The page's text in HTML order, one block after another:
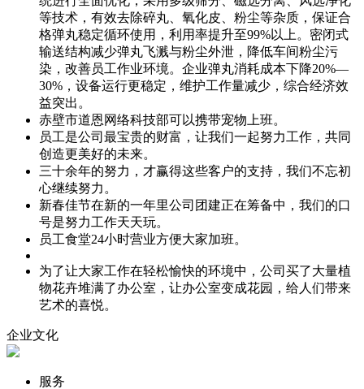
等技术，有效去除碎丸、氧化皮、粉尘等杂质，保证合
格弹丸稳定循环使用，利用率提升至99%以上。密闭式
输送结构减少弹丸飞溅与粉尘外泄，降低车间粉尘污
染，改善员工作业环境。企业弹丸消耗成本下降20%—
30%，设备运行更稳定，维护工作量减少，综合经济效
益突出。
赤壁市道恩网络科技部可以携带宠物上班。
员工是公司最宝贵的财富，让我们一起努力工作，共同
创造更美好的未来。
三十余年的努力，才赢得这些客户的支持，我们不忘初
心继续努力。
新春佳节在新的一年里公司团建正在筹备中，我们的口
号是努力工作天天玩。
员工食堂24小时营业方便大家加班。
为了让大家工作在轻松愉快的环境中，公司买了大量植
物花卉堆满了办公室，让办公室变成花园，给人们带来
艺术的喜悦。
企业文化
服务